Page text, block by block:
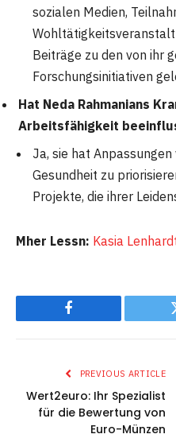
sozialen Medien,
Beiträge zu den von ihr
Forschungsinitiativen
Hat Neda Rahmanians
Arbeitsfähigkeit
Ja, sie hat
Gesundheit zu
Projekte, die ihrer
Mher Lessn: Kasia
Facebook
PREVIOUS ARTICLE
Wert2euro: Ihr Spezialist
für die Bewertung von
Euro-Münzen